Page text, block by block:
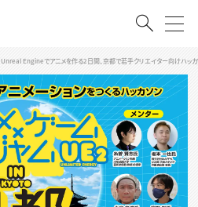
会員登録
Unreal Engineでアニメを作る2日間、京都で若手クリエイター向けハッ